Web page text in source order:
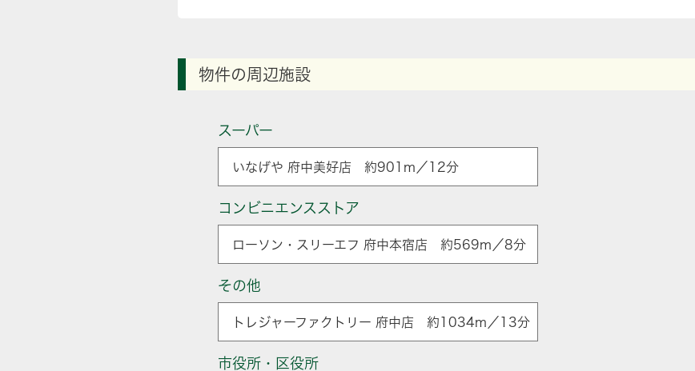
物件の周辺施設
スーパー
いなげや 府中美好店 約901m／12分
コンビニエンスストア
ローソン・スリーエフ 府中本宿店 約569m／8分
その他
トレジャーファクトリー 府中店 約1034m／13分
市役所・区役所